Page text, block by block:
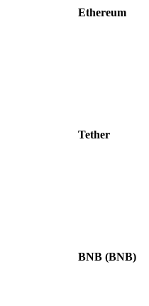
Ethereum
Tether
BNB (BNB)